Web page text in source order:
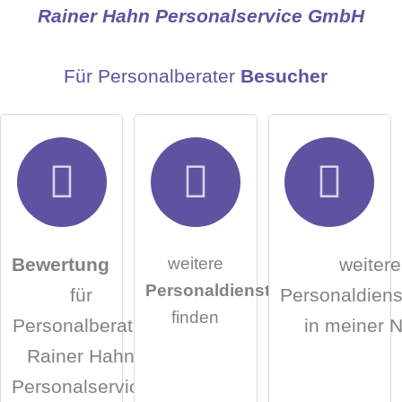
Datenschutzerklärung
habe ich zur Kenntnis
genommen.
Rainer Hahn Personalservice GmbH
Für Personalberater Besucher
Bewertung
für
Personalberater
Rainer Hahn
Personalservice
weitere
Personaldienstleister
finden
weitere
in meiner